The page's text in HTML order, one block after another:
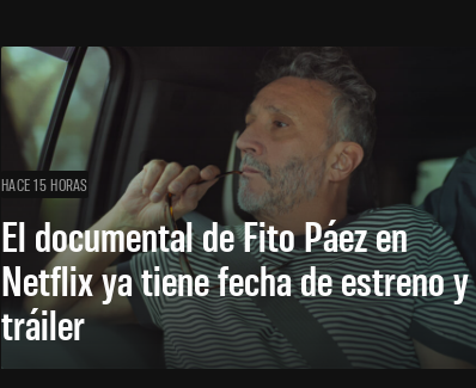
HACE 15 HORAS
El documental de Fito Páez en
Netflix ya tiene fecha de estreno y
tráiler